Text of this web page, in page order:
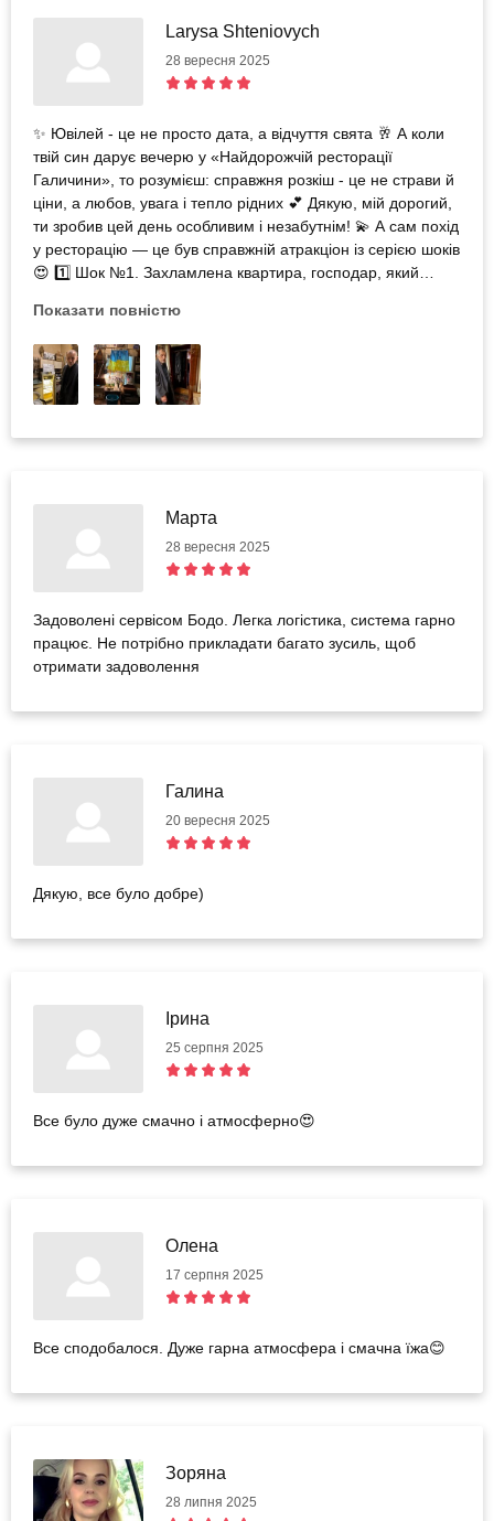
Larysa Shteniovych
28 вересня 2025
✨ Ювілей - це не просто дата, а відчуття свята 🥂 А коли
твій син дарує вечерю у «Найдорожчій ресторації
Галичини», то розумієш: справжня розкіш - це не страви й
ціни, а любов, увага і тепло рідних 💕 Дякую, мій дорогий,
ти зробив цей день особливим і незабутнім! 💫 А сам похід
у ресторацію — це був справжній атракціон із серією шоків
😍 1️⃣ Шок №1. Захламлена квартира, господар, який
відчиняються, і ти опиняєшся в іншій реальності — світі
таємниць та магії ✨ 2️⃣ Шок №2. Меню з цінами «космос»
🚀💸. Серце завмирає… але потім дізнаєшся, що все
ділиться на 10! Видихнули — і з усмішкою почали
🏰 + неперевершена кухня 🍷🥩. Поєднання, яке просто
остаточна сума 😍 Одним словом — ВАУ! Львів знову
довів, що тут завжди чекає магія 💫
Показати повністю
Марта
28 вересня 2025
Задоволені сервісом Бодо. Легка логістика, система гарно
працює. Не потрібно прикладати багато зусиль, щоб
отримати задоволення
Галина
20 вересня 2025
Дякую, все було добре)
Ірина
25 серпня 2025
Все було дуже смачно і атмосферно😍
Олена
17 серпня 2025
Все сподобалося. Дуже гарна атмосфера і смачна їжа😊
Зоряна
28 липня 2025